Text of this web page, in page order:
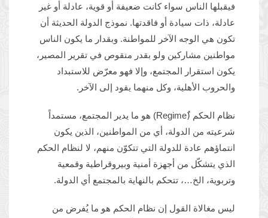
فيقبلها الناس سواء كانت ضعيفة أو قوية، عادلة أو غير
عادلة، ذات سيادة أو فاقدتها. نموذج الدولة الحديثة أن
تكون هي الوجه الآخر للمواطنة. وبقدار ما يكون الناس
مواطنين مشاركين ولو بقدر منقوص في تقرير المصير،
يكون استقرار المجتمع، وإلا فهو معرّض للاستبداد
والحروب الأهلية، وكل منهما يقود إلى الآخر.
نظام الحكم (ٌRegime) هو ما يدير المجتمع، مستمداً
شرعيته من الدولة، أي من المواطنين، الذين يكون
انتماؤهم عادة للدولة التي تتكوّن منهم، لا لنظام الحكم
الذي يتشكّل من أجهزة أمنية وبيروقراطية وقمعية
وتربوية، الخ…، تتحكم بالنهاية بالمجتمع أي الدولة.
ليس مغالاة القول إن نظام الحكم هو ما يُفرض من